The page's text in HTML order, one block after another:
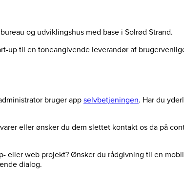
og udviklingshus med base i Solrød Strand.
up til en toneangivende leverandør af
bruger appselvbetjeningen. Har du
eller ønsker du dem slettet kontakt os da på
eller web projekt? Ønsker du rådgivning til en
dialog.